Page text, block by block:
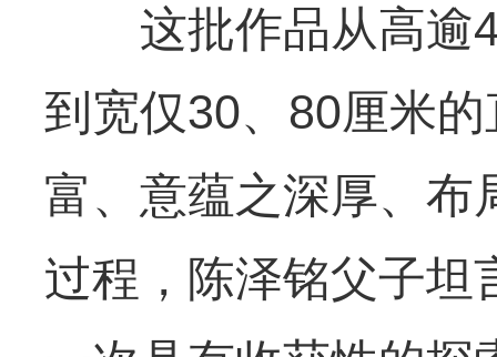
这批作品从高逾4
到宽仅30、80厘米
富、意蕴之深厚、布
过程，陈泽铭父子坦